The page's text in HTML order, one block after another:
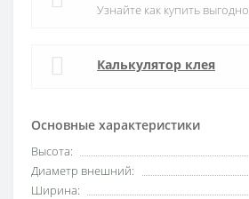
Основные характеристики
Высота:
Диаметр внешний:
Ширина:
Узнайте как купить выгодно
Калькулятор клея